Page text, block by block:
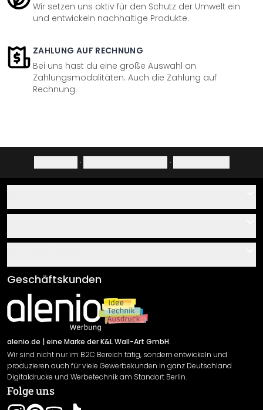
Wir setzen uns aktiv für den Schutz der Umwelt ein
und entwickeln nachhaltige Produkte.
ZAHLUNG AUF RECHNUNG
Bei uns hast du eine große Auswahl an
Zahlungsmodalitäten. Auch die Zahlung auf
Rechnung.
· ·
Über uns
Klebe- und Montageanleitungen
Newsletter An-/Abmeldung
Sendungsverfolgung
AGB
Impressum
Versand & Zahlung
Rücksendung
Widerrufsrecht
Datenschutzerklärung
Gewährleistung
Geschäftskunden
alenio.de | eine Marke der K&L Wall-Art GmbH.
Wir sind nicht nur im B2C Bereich tätig, sondern entwickeln und
produzieren auch für viele Gewerbekunden in ganz Deutschland
Digitaldrucke und Werbetechnik am Standort Berlin.
Folge uns